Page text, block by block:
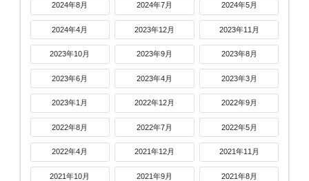
2024年8月 2024年7月 2024年5月
2024年4月 2023年12月 2023年11月
2023年10月 2023年9月 2023年8月
2023年6月 2023年4月 2023年3月
2023年1月 2022年12月 2022年9月
2022年8月 2022年7月 2022年5月
2022年4月 2021年12月 2021年11月
2021年10月 2021年9月 2021年8月